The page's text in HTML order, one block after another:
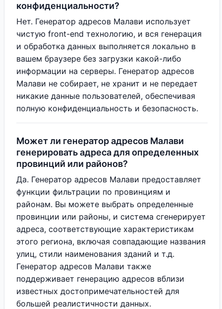
конфиденциальности?
Нет. Генератор адресов Малави использует
чистую front-end технологию, и вся генерация
и обработка данных выполняется локально в
вашем браузере без загрузки какой-либо
информации на серверы. Генератор адресов
Малави не собирает, не хранит и не передает
никакие данные пользователей, обеспечивая
полную конфиденциальность и безопасность.
Может ли генератор адресов Малави
генерировать адреса для определенных
провинций или районов?
Да. Генератор адресов Малави предоставляет
функции фильтрации по провинциям и
районам. Вы можете выбрать определенные
провинции или районы, и система сгенерирует
адреса, соответствующие характеристикам
этого региона, включая совпадающие названия
улиц, стили наименования зданий и т.д.
Генератор адресов Малави также
поддерживает генерацию адресов вблизи
известных достопримечательностей для
большей реалистичности данных.